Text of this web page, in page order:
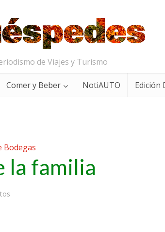
de Viajes y Turismo
Comer y Beber NotiAUTO Edición
Bodegas
la familia